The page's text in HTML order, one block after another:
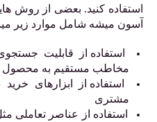
استفاده کنید. بعضی از روش
آسون میشه شامل موارد زیر
استفاده از قابلیت
مخاطب مستقیم به محصول
استفاده از ابزارهای
مشتری